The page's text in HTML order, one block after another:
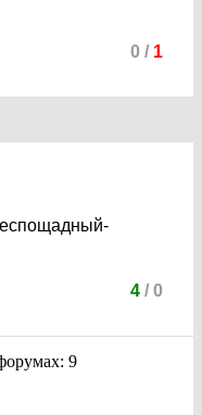
0 / 1
4/ 0